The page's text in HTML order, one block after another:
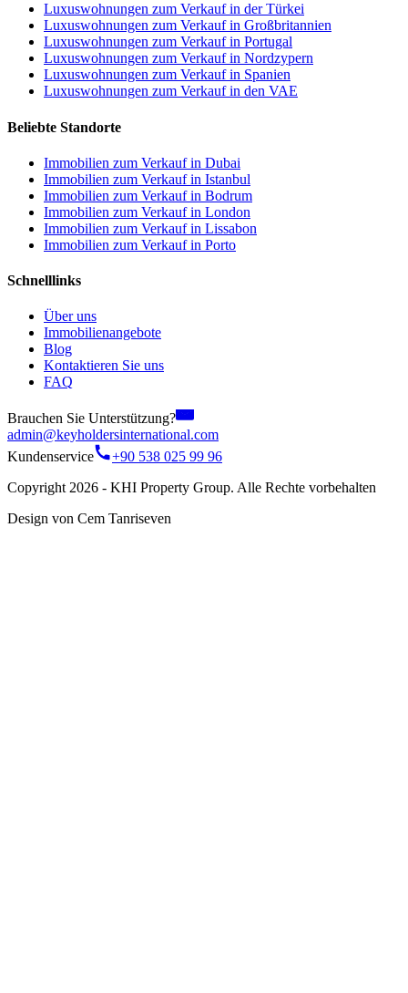
Luxuswohnungen zum Verkauf in der Türkei
Luxuswohnungen zum Verkauf in Großbritannien
Luxuswohnungen zum Verkauf in Portugal
Luxuswohnungen zum Verkauf in Nordzypern
Luxuswohnungen zum Verkauf in Spanien
Luxuswohnungen zum Verkauf in den VAE
Beliebte Standorte
Immobilien zum Verkauf in Dubai
Immobilien zum Verkauf in Istanbul
Immobilien zum Verkauf in Bodrum
Immobilien zum Verkauf in London
Immobilien zum Verkauf in Lissabon
Immobilien zum Verkauf in Porto
Schnelllinks
Über uns
Immobilienangebote
Blog
Kontaktieren Sie uns
FAQ
Brauchen Sie Unterstützung?
admin@keyholdersinternational.com
Kundenservice
+90 538 025 99 96
Copyright 2026 - KHI Property Group. Alle Rechte vorbehalten
Design von Cem Tanriseven